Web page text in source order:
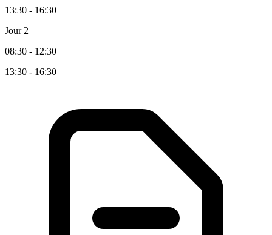
13:30 - 16:30
Jour 2
08:30 - 12:30
13:30 - 16:30